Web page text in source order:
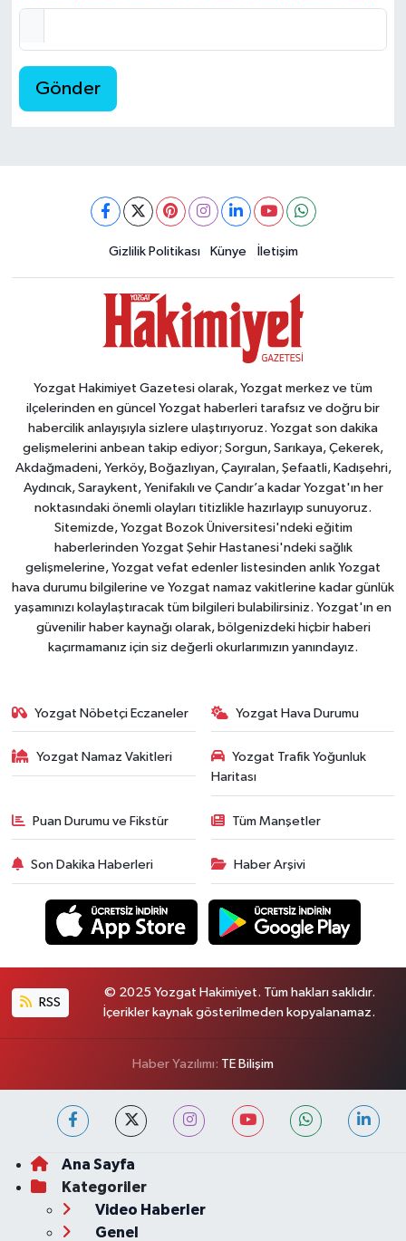
Gönder
Gizlilik Politikası Künye İletişim
Yozgat Hakimiyet Gazetesi olarak, Yozgat merkez ve tüm
ilçelerinden en güncel Yozgat haberleri tarafsız ve doğru bir
habercilik anlayışıyla sizlere ulaştırıyoruz. Yozgat son dakika
gelişmelerini anbean takip ediyor; Sorgun, Sarıkaya, Çekerek,
Akdağmadeni, Yerköy, Boğazlıyan, Çayıralan, Şefaatli, Kadışehri,
Aydıncık, Saraykent, Yenifakılı ve Çandır’a kadar Yozgat'ın her
noktasındaki önemli olayları titizlikle hazırlayıp sunuyoruz.
Sitemizde, Yozgat Bozok Üniversitesi'ndeki eğitim
haberlerinden Yozgat Şehir Hastanesi'ndeki sağlık
gelişmelerine, Yozgat vefat edenler listesinden anlık Yozgat
hava durumu bilgilerine ve Yozgat namaz vakitlerine kadar günlük
yaşamınızı kolaylaştıracak tüm bilgileri bulabilirsiniz. Yozgat'ın en
güvenilir haber kaynağı olarak, bölgenizdeki hiçbir haberi
kaçırmamanız için siz değerli okurlarımızın yanındayız.
Yozgat Nöbetçi Eczaneler Yozgat Hava Durumu
Yozgat Namaz Vakitleri
Yozgat Trafik Yoğunluk
Haritası
Puan Durumu ve Fikstür Tüm Manşetler
Son Dakika Haberleri Haber Arşivi
RSS
© 2025 Yozgat Hakimiyet. Tüm hakları saklıdır.
İçerikler kaynak gösterilmeden kopyalanamaz.
Haber Yazılımı: TE Bilişim
Ana Sayfa
Kategoriler
Video Haberler
Genel